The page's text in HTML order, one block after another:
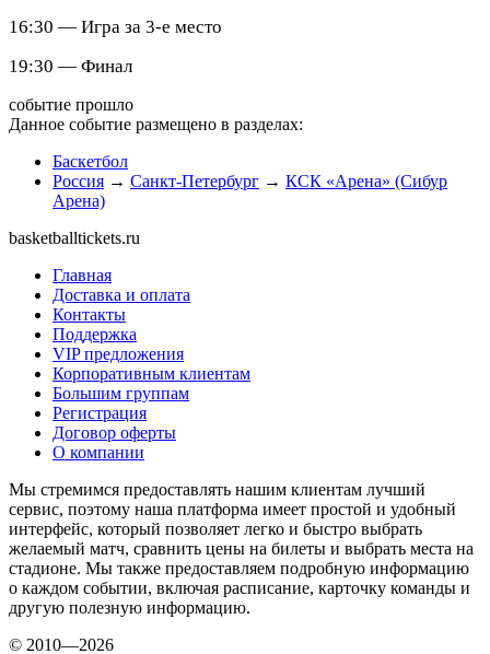
16:30 — Игра за 3-е место
19:30 — Финал
событие прошло
Данное событие размещено в разделах:
Баскетбол
Россия → Санкт-Петербург → КСК «Арена» (Сибур
Арена)
basketballtickets.ru
Главная
Доставка и оплата
Контакты
Поддержка
VIP предложения
Корпоративным клиентам
Большим группам
Регистрация
Договор оферты
О компании
Мы стремимся предоставлять нашим клиентам лучший
сервис, поэтому наша платформа имеет простой и удобный
интерфейс, который позволяет легко и быстро выбрать
желаемый матч, сравнить цены на билеты и выбрать места на
стадионе. Мы также предоставляем подробную информацию
о каждом событии, включая расписание, карточку команды и
другую полезную информацию.
© 2010—2026